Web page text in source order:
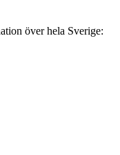
över hela Sverige: